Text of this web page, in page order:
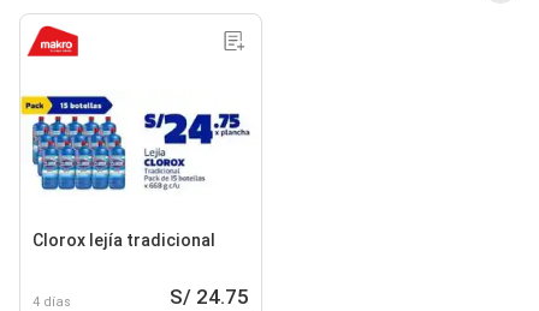
Clorox lejía tradicional
4 días S/ 24.75